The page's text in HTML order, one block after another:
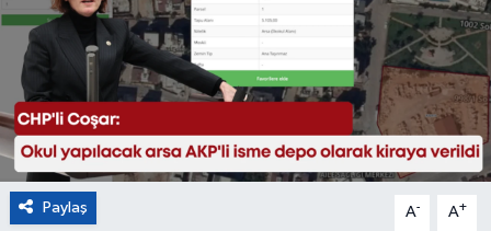
Paylaş A- A+
Magazin
Turizm
Çevre
Kültür ve Sanat